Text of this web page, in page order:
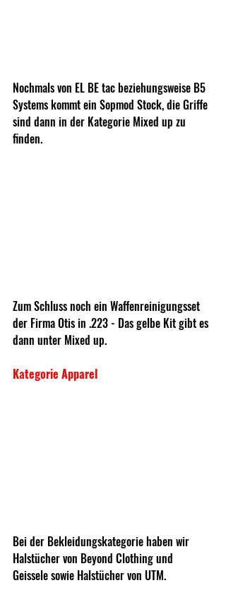
Nochmals von EL BE tac beziehungsweise B5
Systems kommt ein Sopmod Stock, die Griffe
sind dann in der Kategorie Mixed up zu
finden.
Zum Schluss noch ein Waffenreinigungsset
der Firma Otis in .223 - Das gelbe Kit gibt es
dann unter Mixed up.
Kategorie Apparel
Bei der Bekleidungskategorie haben wir
Halstücher von Beyond Clothing und
Geissele sowie Halstücher von UTM.